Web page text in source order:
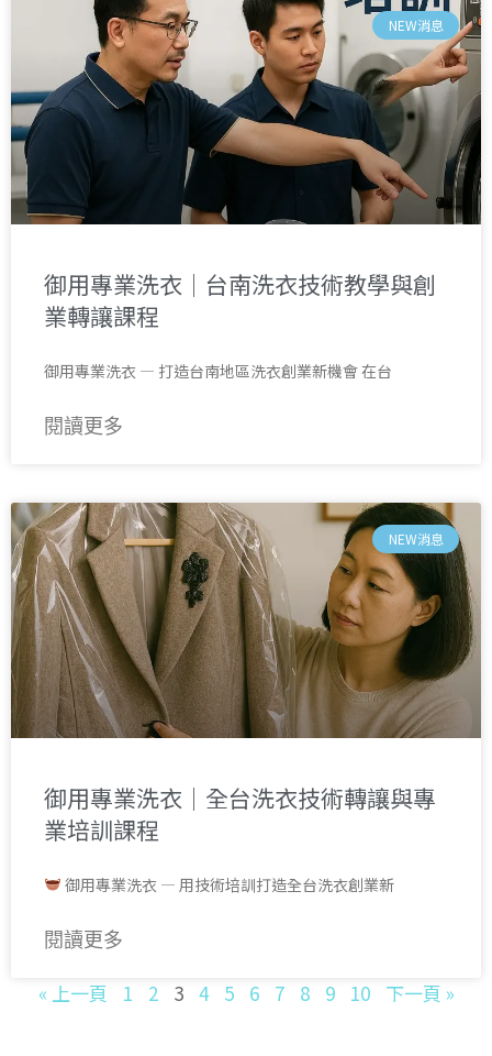
NEW消息
御用專業洗衣｜台南洗衣技術教學與創
業轉讓課程
御用專業洗衣 — 打造台南地區洗衣創業新機會 在台
閱讀更多
NEW消息
御用專業洗衣｜全台洗衣技術轉讓與專
業培訓課程
御用專業洗衣 — 用技術培訓打造全台洗衣創業新
閱讀更多
« 上一頁 1 2 3 4 5 6 7 8 9 10 下一頁 »